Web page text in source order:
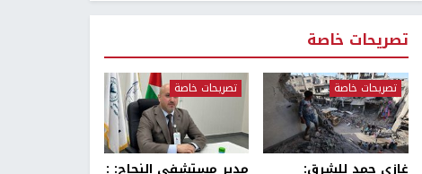
تصريحات خاصة
تصريحات خاصة
غازي حمد للشرق:
تصريحات خاصة
مدير مستشفى النجاح: :